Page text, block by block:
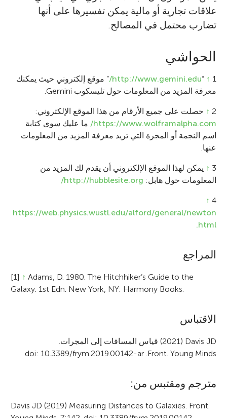
علاقات تجارية أو مالية يمكن تفسيرها على أنها
تضارب محتمل في المصالح.
الحواشي
1
↑
“
http://www.gemini.edu/ ” موقع إلكتروني حيث يمكنك
معرفة المزيد من المعلومات حول تليسكوب Gemini.
2
↑ حصلت على جميع الأرقام من هذا الموقع الإلكتروني:
https://www.wolframalpha.com/
ما عليك سوى كتابة
اسم النجمة أو المجرة التي تريد معرفة المزيد من المعلومات
عنها.
3
↑ يمكن لهذا الموقع الإلكتروني أن يقدم لك المزيد من
المعلومات حول هابل: http://hubblesite.org/
4
↑
https://web.physics.wustl.edu/alford/general/newton
.html
المراجع
[1] ↑ Adams, D. 1980. The Hitchhiker’s Guide to the
Galaxy. 1st Edn. New York, NY: Harmony Books.
A
r
t
الاقتباس
(2021) Davis JDقياس المسافات إلى المجرات.
Front. Young Minds
.
doi: 10.3389/frym.2019.00142-ar
مترجم ومقتبس من:
Davis JD (2019) Measuring Distances to Galaxies. Front.